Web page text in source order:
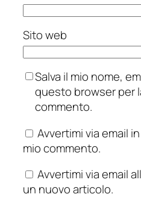
Sito web
Salva il mio nome,
questo browser per
commento.
Avvertimi via email
mio commento.
Avvertimi via email
un nuovo articolo.